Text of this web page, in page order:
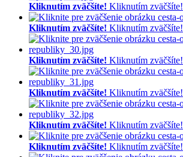
Kliknutím zväčšíte! Kliknutím zväčšíte!
Kliknutím zväčšíte! Kliknutím zväčšíte!
Kliknutím zväčšíte! Kliknutím zväčšíte!
Kliknutím zväčšíte! Kliknutím zväčšíte!
Kliknutím zväčšíte! Kliknutím zväčšíte!
Kliknutím zväčšíte! Kliknutím zväčšíte!